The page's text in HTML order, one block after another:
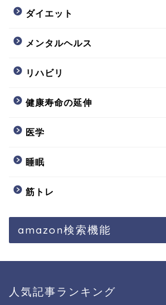
ダイエット
メンタルヘルス
リハビリ
健康寿命の延伸
医学
睡眠
筋トレ
amazon検索機能
人気記事ランキング